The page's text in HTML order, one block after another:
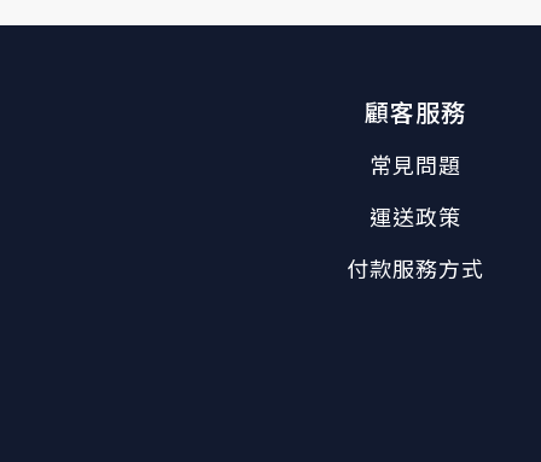
顧客服務
常見問題
運送政策
付款服務方式